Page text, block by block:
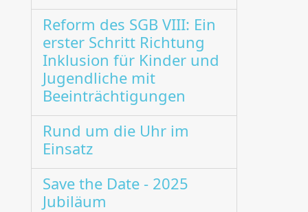
Reform des SGB VIII: Ein
erster Schritt Richtung
Inklusion für Kinder und
Jugendliche mit
Beeinträchtigungen
Rund um die Uhr im
Einsatz
Save the Date - 2025
Jubiläum